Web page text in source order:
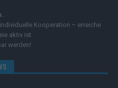
Kooperation – erreiche
aktiv ist.
werden!